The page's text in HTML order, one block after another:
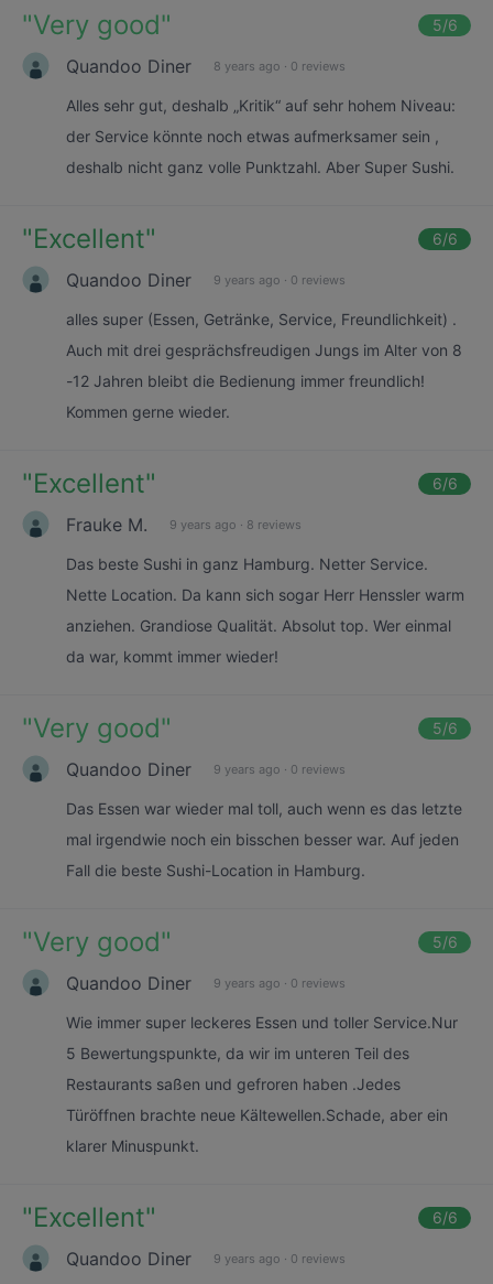
"Very good" 5/6
Quandoo Diner 8 years ago · 0 reviews
Alles sehr gut, deshalb „Kritik“ auf sehr hohem Niveau:
der Service könnte noch etwas aufmerksamer sein ,
deshalb nicht ganz volle Punktzahl. Aber Super Sushi.
"Excellent" 6/6
Quandoo Diner 9 years ago · 0 reviews
alles super (Essen, Getränke, Service, Freundlichkeit) .
Auch mit drei gesprächsfreudigen Jungs im Alter von 8
-12 Jahren bleibt die Bedienung immer freundlich!
Kommen gerne wieder.
"Excellent" 6/6
Frauke M. 9 years ago · 8 reviews
Das beste Sushi in ganz Hamburg. Netter Service.
Nette Location. Da kann sich sogar Herr Henssler warm
anziehen. Grandiose Qualität. Absolut top. Wer einmal
da war, kommt immer wieder!
"Very good" 5/6
Quandoo Diner 9 years ago · 0 reviews
Das Essen war wieder mal toll, auch wenn es das letzte
mal irgendwie noch ein bisschen besser war. Auf jeden
Fall die beste Sushi-Location in Hamburg.
"Very good" 5/6
Quandoo Diner 9 years ago · 0 reviews
Wie immer super leckeres Essen und toller Service.Nur
5 Bewertungspunkte, da wir im unteren Teil des
Restaurants saßen und gefroren haben .Jedes
Türöffnen brachte neue Kältewellen.Schade, aber ein
klarer Minuspunkt.
"Excellent" 6/6
Quandoo Diner 9 years ago · 0 reviews